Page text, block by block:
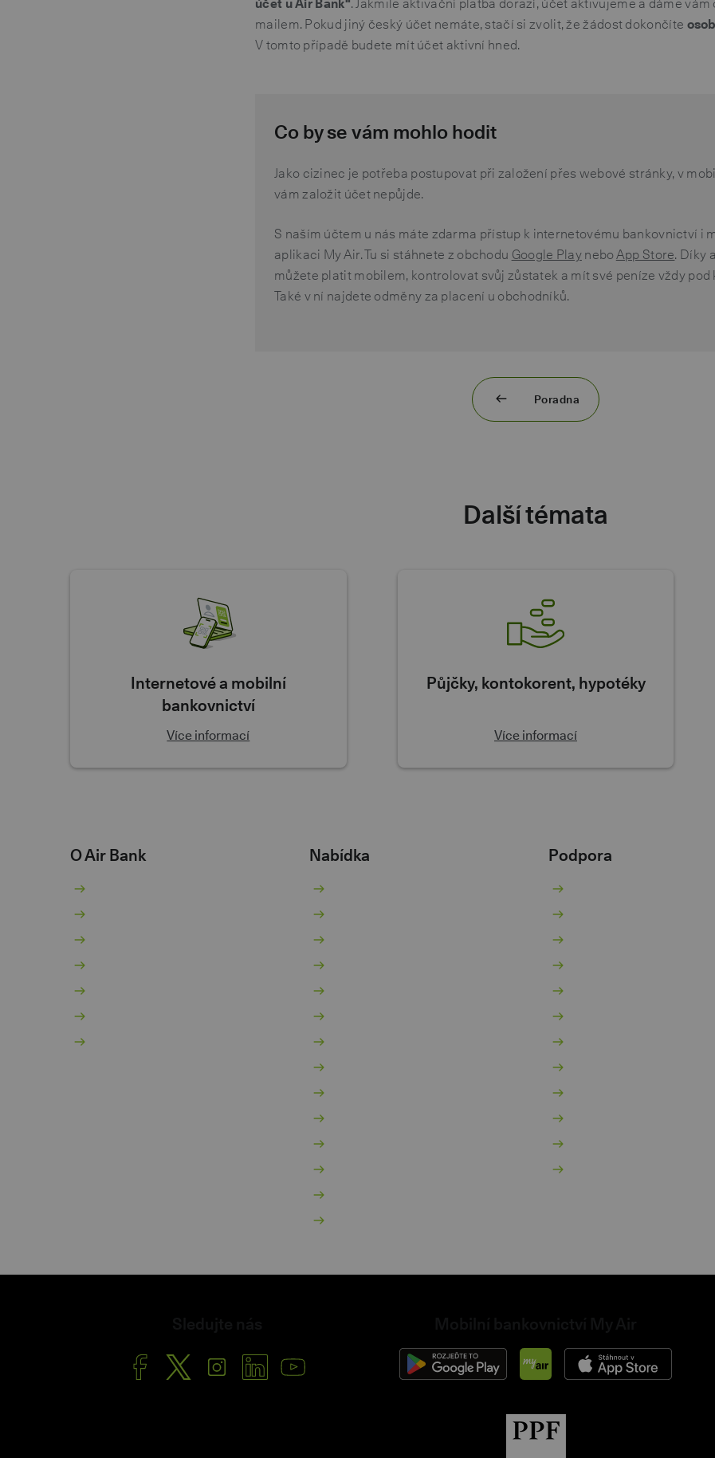
účet u Air Bank“. Jakmile aktivační platba dorazí, účet aktivujeme a dáme vám
mailem. Pokud jiný český účet nemáte, stačí si zvolit, že žádost dokončíte
V tomto případě budete mít účet aktivní hned.
Co by se vám mohlo hodit
Jako cizinec je potřeba postupovat při založení přes webové stránky, v
vám založit účet nepůjde.
S naším účtem u nás máte zdarma přístup k internetovému bankovnictví i
aplikaci My Air. Tu si stáhnete z obchodu Google Playnebo App Store. Díky
můžete platit mobilem, kontrolovat svůj zůstatek a mít své peníze vždy pod
Také v ní najdete odměny za placení u obchodníků.
Poradna
Další témata
Internetové a mobilní
bankovnictví
Více informací
Půjčky, kontokorent, hypotéky
Více informací
O Air Bank Nabídka Podpora